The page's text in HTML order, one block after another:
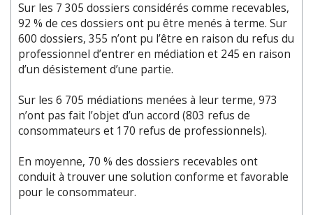
Sur les 7 305 dossiers considérés comme recevables,
92 % de ces dossiers ont pu être menés à terme. Sur
600 dossiers, 355 n’ont pu l’être en raison du refus du
professionnel d’entrer en médiation et 245 en raison
d’un désistement d’une partie.
Sur les 6 705 médiations menées à leur terme, 973
n’ont pas fait l’objet d’un accord (803 refus de
consommateurs et 170 refus de professionnels).
En moyenne, 70 % des dossiers recevables ont
conduit à trouver une solution conforme et favorable
pour le consommateur.